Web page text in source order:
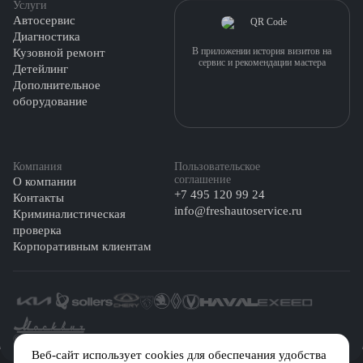
Веб-сайт использует cookies для обеспечания удобства
Услуги
Автосервис
Диагностика
Кузовной ремонт
Детейлинг
Дополнительное
оборудование
Компания
О компании
Контакты
Криминалистическая
проверка
Корпоративным клиентам
Пользовательское
соглашение
+7 495 120 99 24
info@freshautoservice.ru
В приложении история визитов на
сервис и рекомендации мастера
©️ 2026 Fresh Auto